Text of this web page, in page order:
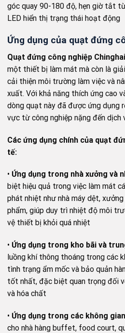
góc quay 90-180 độ, hẹn giờ tắt
LED hiển thị trạng thái hoạt động
Ứng dụng của quạt đứng
Quạt đứng công nghiệp Chinghai
một thiết bị làm mát mà còn là
cải thiện môi trường làm việc và
xuất. Với khả năng thích ứng cao
dòng quạt này đã được ứng dụng
vực từ công nghiệp nặng đến dịch
Các ứng dụng chính của quạt
tế:
• Ứng dụng trong nhà xưởng và
biệt hiệu quả trong việc làm mát
phát nhiệt như nhà máy dệt,
phẩm, giúp duy trì nhiệt độ môi
vệ thiết bị khỏi quá nhiệt
• Ứng dụng trong kho bãi và
luồng khí thông thoáng trong các
tình trạng ẩm mốc và bảo quản
tốt nhất, đặc biệt quan trọng đối
và hóa chất
• Ứng dụng trong các không
cho nhà hàng buffet, food court,